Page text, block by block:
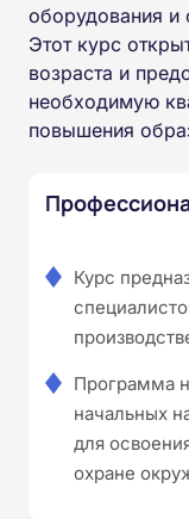
оборудования и
Этот курс
возраста и
необходимую
повышения
Курс
Программа
начальных
для
охране